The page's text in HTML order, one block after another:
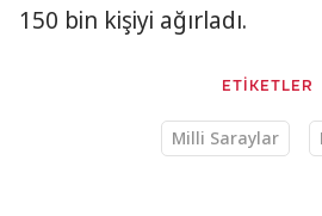
150 bin kişiyi ağırladı.
ETİKETLER
Milli Saraylar